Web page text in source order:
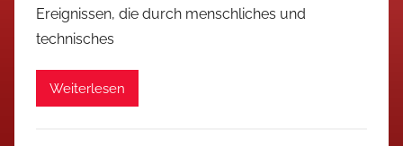
Ereignissen, die durch menschliches und
technisches
Weiterlesen